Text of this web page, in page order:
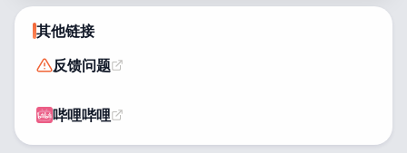
其他链接
反馈问题
哔哩哔哩